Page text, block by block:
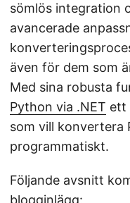
sömlös integration
avancerade
även för dem som
Med sina robusta
Python via .NET ett
som vill konvertera
programmatiskt.
Följande avsnitt
blogginlägg: